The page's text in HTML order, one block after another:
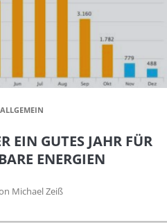
EIN GUTES JAHR FÜR
ENERGIEN
Michael Zeiß